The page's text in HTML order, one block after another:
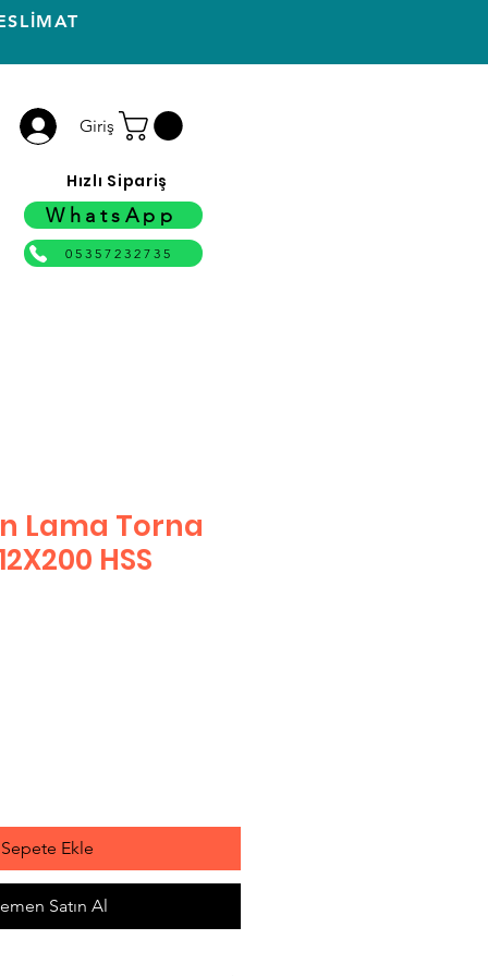
Giriş
Hızlı Sipariş
WhatsApp
05357232735
Lama Torna
HSS
Sepete Ekle
Satın Al